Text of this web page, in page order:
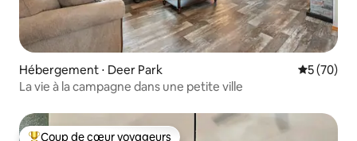
Hébergement ⋅ Deer Park
5 (70)
La vie à la campagne dans une petite ville
Coup de cœur voyageurs